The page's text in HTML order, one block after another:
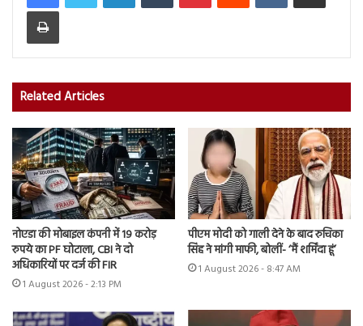
Print
Related Articles
नोएडा की मोबाइल कंपनी में 19 करोड़
रुपये का PF घोटाला, CBI ने दो
अधिकारियों पर दर्ज की FIR
1 August 2026 - 2:13 PM
पीएम मोदी को गाली देने के बाद रुचिका
सिंह ने मांगी माफी, बोलीं- ‘मैं शर्मिंदा हूं’
1 August 2026 - 8:47 AM